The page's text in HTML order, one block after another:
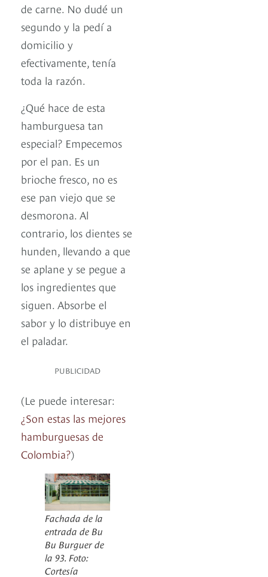
de carne. No dudé un
segundo y la pedí a
domicilio y
efectivamente, tenía
toda la razón.
¿Qué hace de esta
hamburguesa tan
especial? Empecemos
por el pan. Es un
brioche fresco, no es
ese pan viejo que se
desmorona. Al
contrario, los dientes se
hunden, llevando a que
se aplane y se pegue a
los ingredientes que
siguen. Absorbe el
sabor y lo distribuye en
el paladar.
PUBLICIDAD
(Le puede interesar:
¿Son estas las mejores
hamburguesas de
Colombia?)
Fachada de la
entrada de Bu
Bu Burguer de
la 93. Foto:
Cortesía